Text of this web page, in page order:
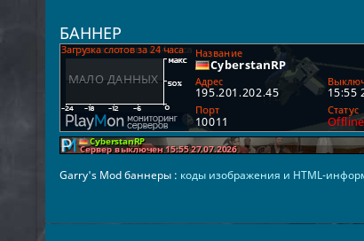
БАННЕР
Garry's Mod баннеры : коды изображения и HTML-